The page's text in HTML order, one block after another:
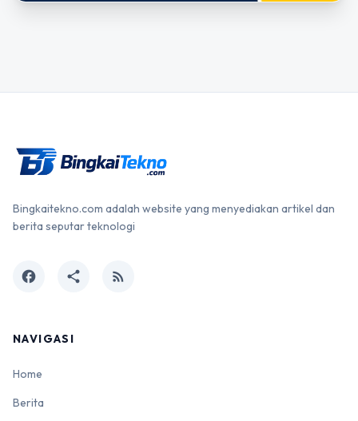
Bingkaitekno.com adalah website yang menyediakan artikel dan
berita seputar teknologi
facebook share rss_feed
NAVIGASI
Home
Berita